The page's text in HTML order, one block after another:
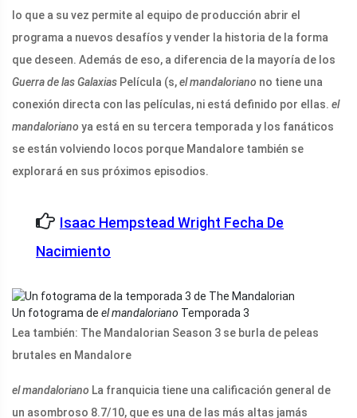
lo que a su vez permite al equipo de producción abrir el
programa a nuevos desafíos y vender la historia de la forma
que deseen. Además de eso, a diferencia de la mayoría de los
Guerra de las Galaxias Película (s,el mandaloriano no tiene una
conexión directa con las películas, ni está definido por ellas. el
mandaloriano ya está en su tercera temporada y los fanáticos
se están volviendo locos porque Mandalore también se
explorará en sus próximos episodios.
Isaac Hempstead Wright Fecha De
Nacimiento
Un fotograma de el mandaloriano Temporada 3
Lea también: The Mandalorian Season 3 se burla de peleas
brutales en Mandalore
el mandaloriano La franquicia tiene una calificación general de
un asombroso 8.7/10, que es una de las más altas jamás